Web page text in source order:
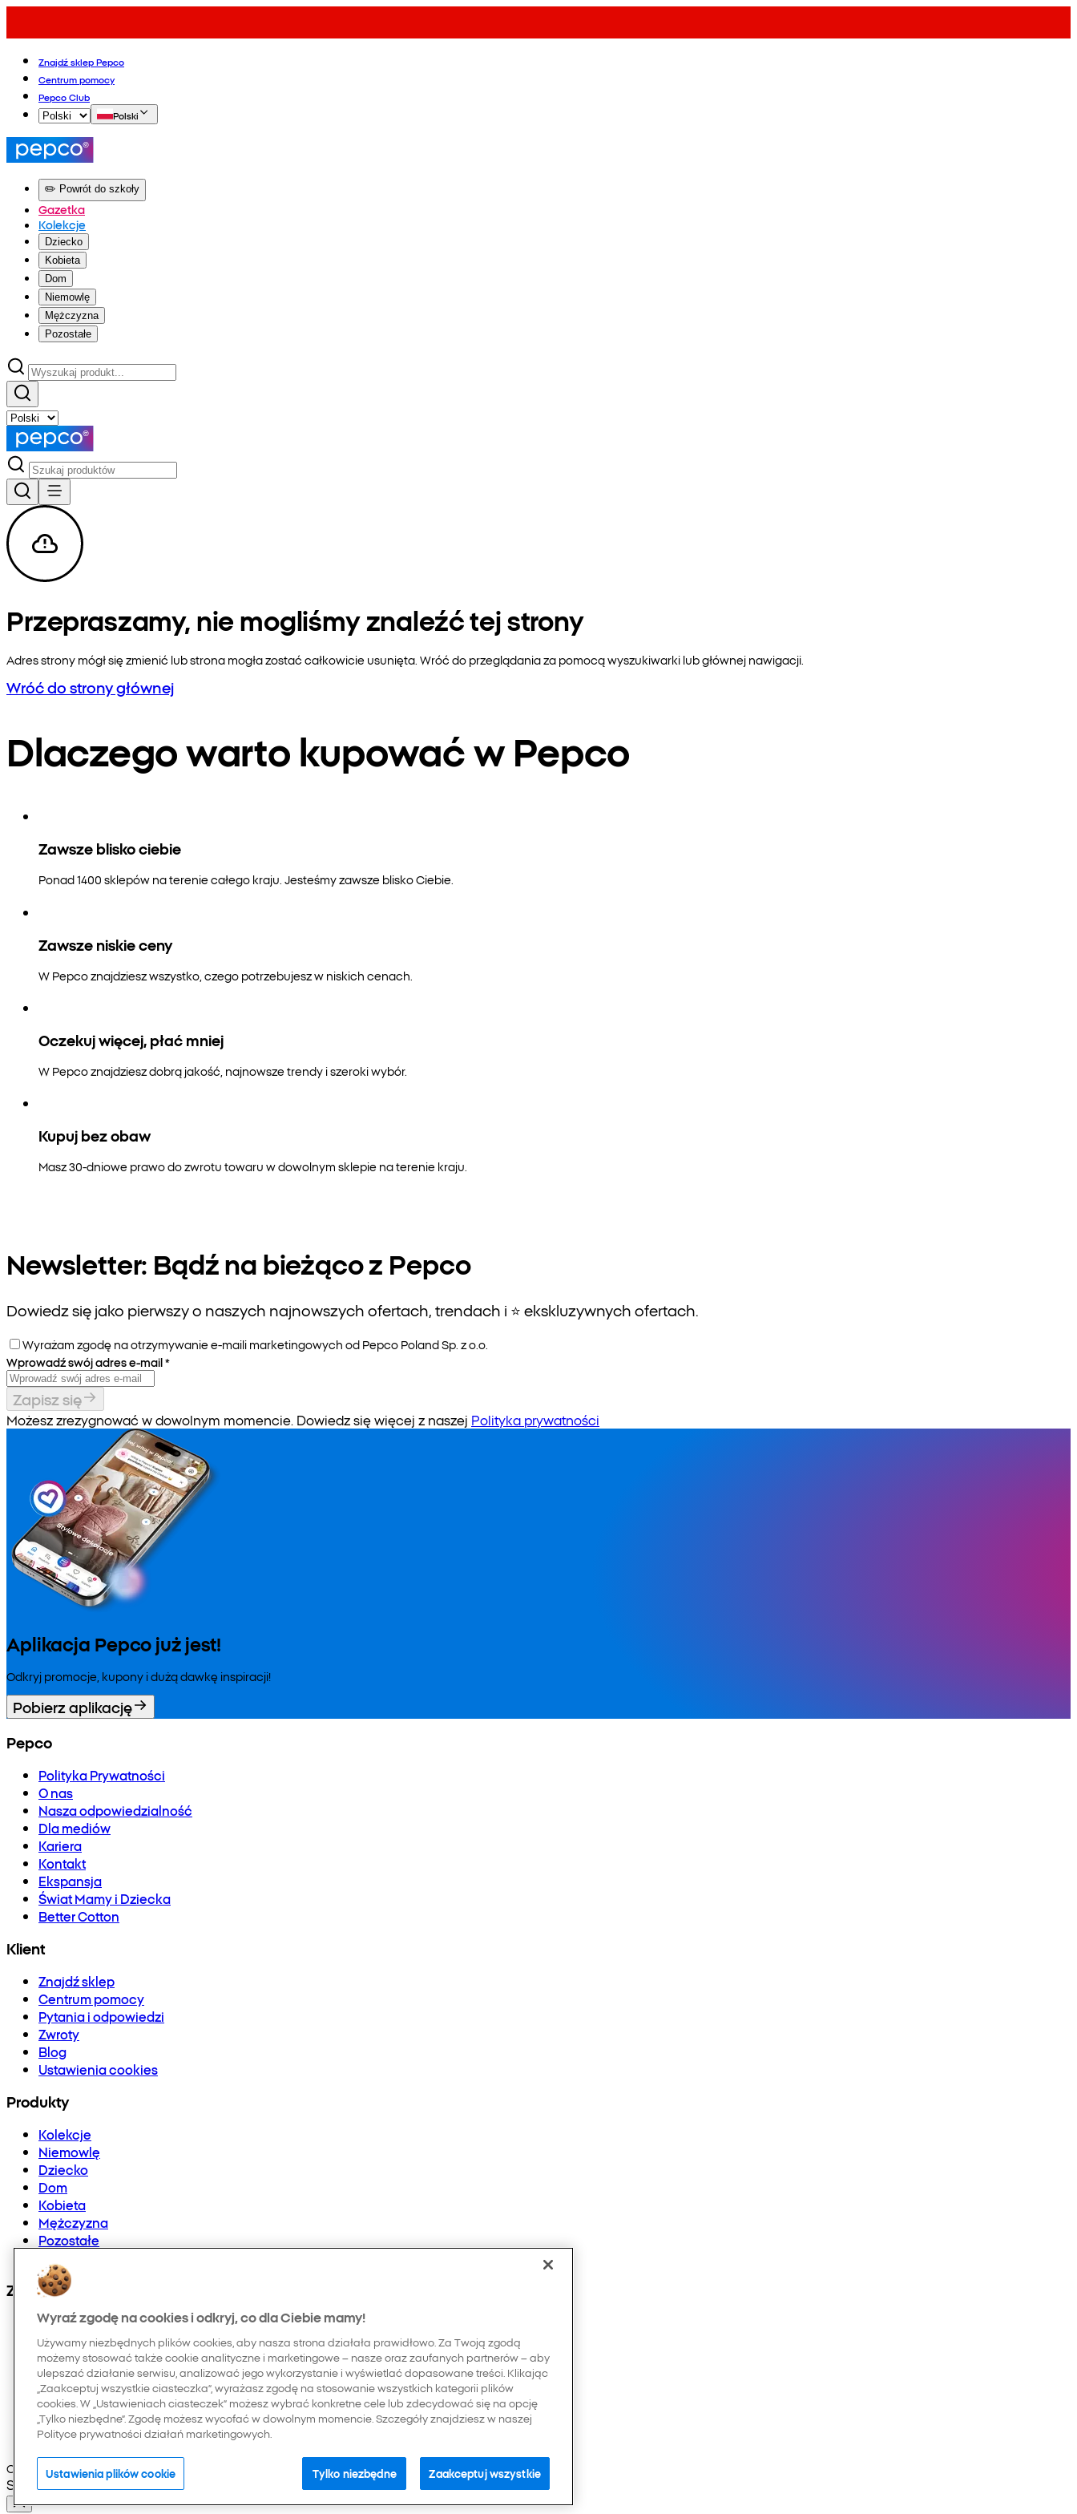
Znajdź sklep Pepco
Centrum pomocy
Pepco Club
Polski
✏️ Powrót do szkoły
Gazetka
Kolekcje
Dziecko
Kobieta
Dom
Niemowlę
Mężczyzna
Pozostałe
Przepraszamy, nie mogliśmy znaleźć tej strony
Adres strony mógł się zmienić lub strona mogła zostać całkowicie usunięta. Wróć do przeglądania za pomocą wyszukiwarki lub głównej nawigacji.
Wróć do strony głównej
Dlaczego warto kupować w Pepco
Zawsze blisko ciebie
Ponad 1400 sklepów na terenie całego kraju. Jesteśmy zawsze blisko Ciebie.
Zawsze niskie ceny
W Pepco znajdziesz wszystko, czego potrzebujesz w niskich cenach.
Oczekuj więcej, płać mniej
W Pepco znajdziesz dobrą jakość, najnowsze trendy i szeroki wybór.
Kupuj bez obaw
Masz 30-dniowe prawo do zwrotu towaru w dowolnym sklepie na terenie kraju.
Newsletter: Bądź na bieżąco z Pepco
Dowiedz się jako pierwszy o naszych najnowszych ofertach, trendach i ⭐️ ekskluzywnych ofertach.
Wyrażam zgodę na otrzymywanie e-maili marketingowych od Pepco Poland Sp. z o.o.
Wprowadź swój adres e-mail*
Zapisz się
Możesz zrezygnować w dowolnym momencie. Dowiedz się więcej z naszej Polityka prywatności
Aplikacja Pepco już jest!
Odkryj promocje, kupony i dużą dawkę inspiracji!
Pobierz aplikację
Pepco
Polityka Prywatności
O nas
Nasza odpowiedzialność
Dla mediów
Kariera
Kontakt
Ekspansja
Świat Mamy i Dziecka
Better Cotton
Klient
Znajdź sklep
Centrum pomocy
Pytania i odpowiedzi
Zwroty
Blog
Ustawienia cookies
Produkty
Kolekcje
Niemowlę
Dziecko
Dom
Kobieta
Mężczyzna
Pozostałe
Znajdź nas na:
Copyright © 2026 Pepco. Wszelkie prawa zastrzeżone
Selected Language:
Wyraź zgodę na cookies i odkryj, co dla Ciebie mamy!
Używamy niezbędnych plików cookies, aby nasza strona działała prawidłowo. Za Twoją zgodą
możemy stosować także cookie analityczne i marketingowe – nasze oraz zaufanych partnerów – aby
ulepszać działanie serwisu, analizować jego wykorzystanie i wyświetlać dopasowane treści. Klikając
„Zaakceptuj wszystkie ciasteczka”, wyrażasz zgodę na stosowanie wszystkich kategorii plików
cookies. W „Ustawieniach ciasteczek” możesz wybrać konkretne cele lub zdecydować się na opcję
„Tylko niezbędne”. Zgodę możesz wycofać w dowolnym momencie. Szczegóły znajdziesz w naszej
Polityce prywatności działań marketingowych.
Ustawienia plików cookie Tylko niezbędne Zaakceptuj wszystkie